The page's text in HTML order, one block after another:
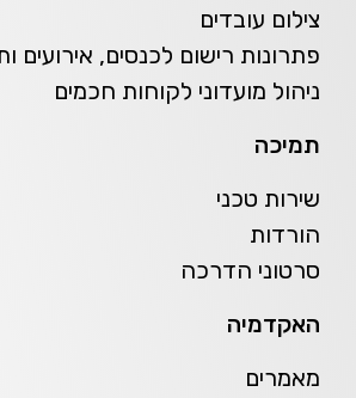
צילום עובדים
פתרונות רישום לכנסים, אירועים
ניהול מועדוני לקוחות חכמים
תמיכה
שירות טכני
הורדות
סרטוני הדרכה
האקדמיה
מאמרים